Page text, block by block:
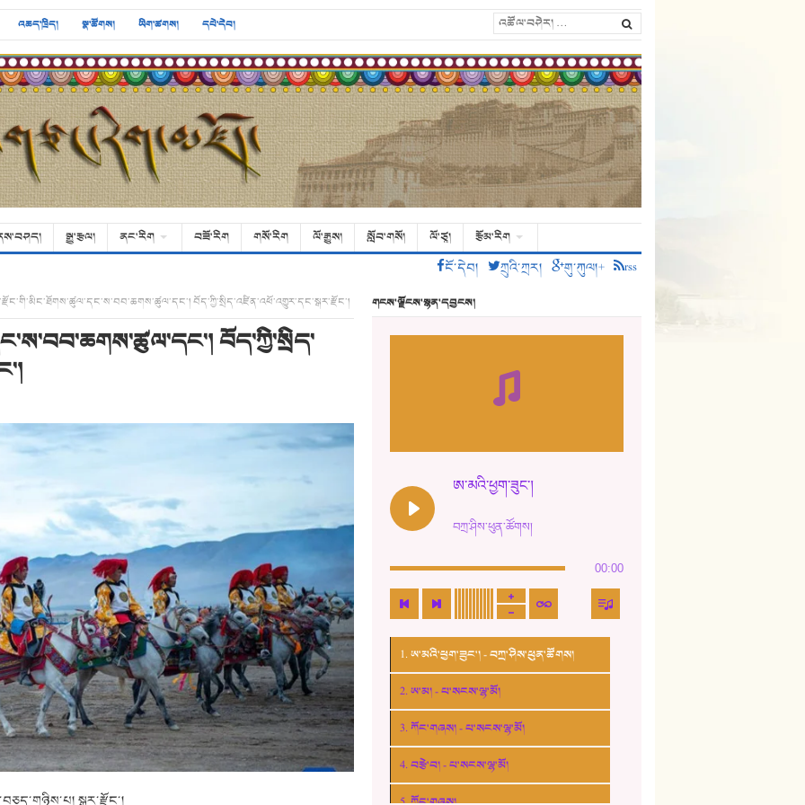
འཆད་ཁྲིད། སྣ་ཚོགས། ཡིག་ཚགས། དཔེ་དེབ།
སྒྱུ་རྩལ། ནང་རིག བཟོ་རིག གསོ་རིག ལོ་རྒྱུས། སློབ་གསོ། ལོ་ཙཱ།
རྩོམ་རིག
ངོ་དེབ།
ཀྲུའི་ཀྲར། གུ་ཀུལ།+ rss
བོད་ཀྱི་སྲིད་འཛིན་འཕོ་འགྱུར་དང་སྒར་རྫོང་།
བོད་ཀྱི་སྲིད་
སྒར་རྫོང་།
གངས་ལྗོངས་སྙན་དབྱངས།
ཨ་མའི་ཕྱག་ཟུང་།
བཀྲ་ཤིས་ཕུན་ཚོགས།
00:00
1. ཨ་མའི་ཕྱག་ཟུང་། - བཀྲ་ཤིས་ཕུན་ཚོགས།
2. ཨ་མ། - པ་སངས་ལྷ་མོ།
3. ཀོང་གཞས། - པ་སངས་ལྷ་མོ།
4. བརྩེ་བ། - པ་སངས་ལྷ་མོ།